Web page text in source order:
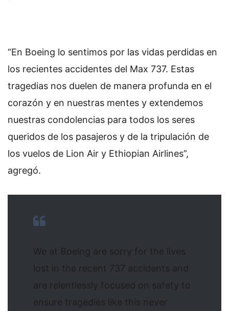
“En Boeing lo sentimos por las vidas perdidas en
los recientes accidentes del Max 737. Estas
tragedias nos duelen de manera profunda en el
corazón y en nuestras mentes y extendemos
nuestras condolencias para todos los seres
queridos de los pasajeros y de la tripulación de
los vuelos de Lion Air y Ethiopian Airlines”,
agregó.
We at Boeing are sorry for the lives
lost in the recent 737 accidents and
are relentlessly focused on safety to
ensure tragedies like this never